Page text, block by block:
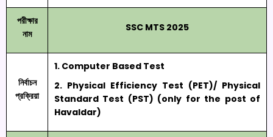
পরীক্ষার
নাম
SSC MTS 2025
নির্বাচন
প্রক্রিয়া
1. Computer Based Test
2. Physical Efficiency Test (PET)/ Physical
Standard Test (PST) (only for the post of
Havaldar)